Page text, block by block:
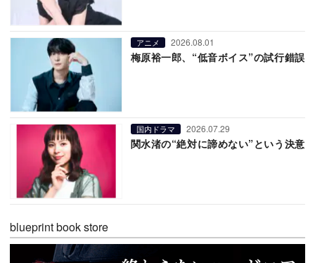
アニメ 2026.08.01
梅原裕一郎、“低音ボイス”の試行錯誤
国内ドラマ 2026.07.29
関水渚の“絶対に諦めない”という決意
blueprint book store